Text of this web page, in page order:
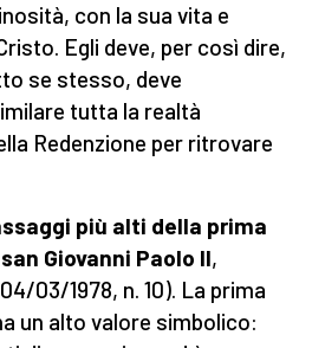
con la sua vita e
Egli deve, per così dire,
se stesso, deve
tutta la realtà
Redenzione per ritrovare
più alti della prima
Giovanni Paolo II,
03/1978, n. 10). La prima
un alto valore simbolico: